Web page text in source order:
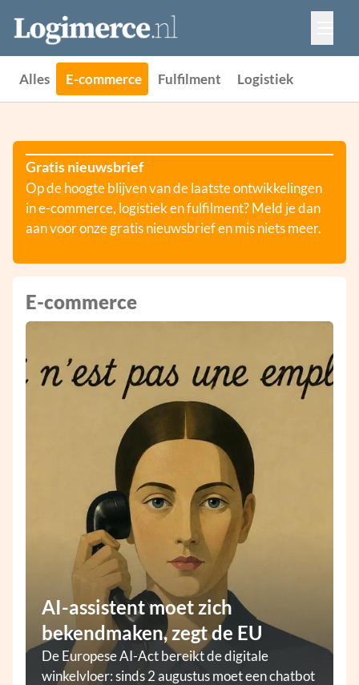
Vacatures
Events
Adverteren
Partners
Alles E-commerce Fulfilment Logistiek
Gratis nieuwsbrief
Op de hoogte blijven van de laatste ontwikkelingen
in e-commerce, logistiek en fulfilment? Meld je dan
aan voor onze gratis nieuwsbrief en mis niets meer.
E-commerce
AI-assistent moet zich
bekendmaken, zegt de EU
De Europese AI-Act bereikt de digitale
winkelvloer: sinds 2 augustus moet een chatbot